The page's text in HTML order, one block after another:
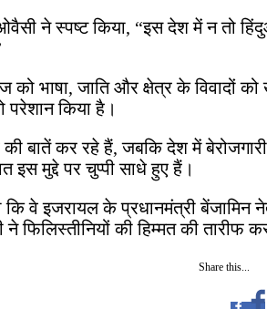
ने स्पष्ट किया, “इस देश में न तो
को भाषा, जाति और क्षेत्र के
परेशान किया है।
बातें कर रहे हैं, जबकि देश में
मुद्दे पर चुप्पी साधे हुए हैं।
वे इजरायल के प्रधानमंत्री बेंजामिन
फिलिस्तीनियों की हिम्मत की तारीफ
Share this...